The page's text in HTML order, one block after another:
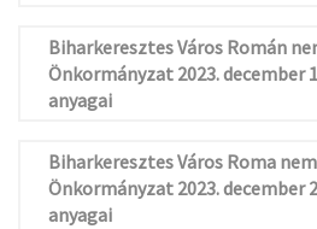
Biharkeresztes Város Román
Önkormányzat 2023. december
anyagai
Biharkeresztes Város Roma
Önkormányzat 2023. december
anyagai